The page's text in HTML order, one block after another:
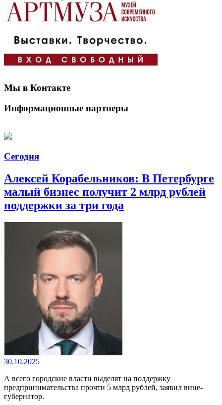
Мы в Контакте
Информационные партнеры
Сегодня
Алексей Корабельников: В Петербурге
малый бизнес получит 2 млрд рублей
поддержки за три года
30.10.2025
А всего городские власти выделят на поддержку
предпринимательства прочти 5 млрд рублей, заявил вице-
губернатор.